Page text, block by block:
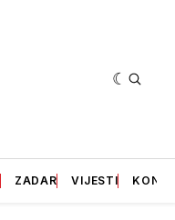
ZADAR VIJESTI